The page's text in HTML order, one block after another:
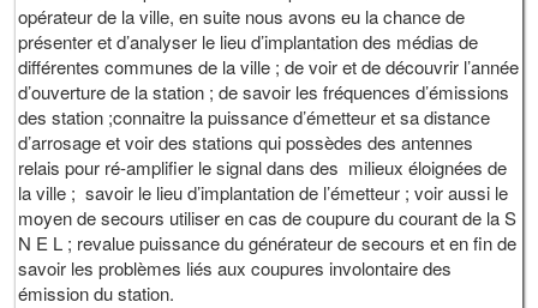
opérateur de la ville, en suite nous avons eu la chance de
présenter et d’analyser le lieu d’implantation des médias de
différentes communes de la ville ; de voir et de découvrir l’année
d’ouverture de la station ; de savoir les fréquences d’émissions
des station ;connaitre la puissance d’émetteur et sa distance
d’arrosage et voir des stations qui possèdes des antennes
relais pour ré-amplifier le signal dans des milieux éloignées de
la ville ; savoir le lieu d’implantation de l’émetteur ; voir aussi le
moyen de secours utiliser en cas de coupure du courant de la S
N E L ; revalue puissance du générateur de secours et en fin de
savoir les problèmes liés aux coupures involontaire des
émission du station.